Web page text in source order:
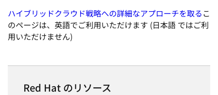
ハイブリッドクラウド戦略への詳細なアプローチを取るこ
のページは、英語でご利用いただけます (日本語 ではご利
用いただけません)
Red Hat のリソース